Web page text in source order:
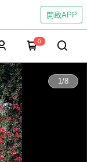
開啟APP
0
1/8